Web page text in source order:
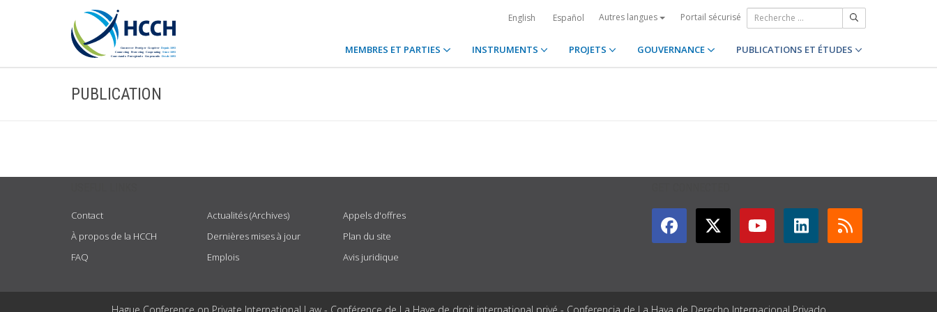
English Español Autres langues Portail sécurisé
MEMBRES ET PARTIES INSTRUMENTS PROJETS GOUVERNANCE PUBLICATIONS ET ÉTUDES
PUBLICATION
Contact
À propos de la HCCH
FAQ
Actualités (Archives)
Dernières mises à jour
Emplois
Appels d'offres
Plan du site
Avis juridique